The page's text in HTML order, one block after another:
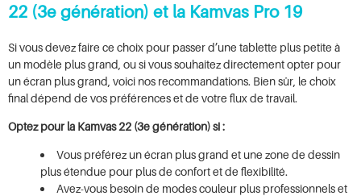
22 (3e génération) et la Kamvas Pro 19
Si vous devez faire ce choix pour passer d’une tablette plus petite à
un modèle plus grand, ou si vous souhaitez directement opter pour
un écran plus grand, voici nos recommandations. Bien sûr, le choix
final dépend de vos préférences et de votre flux de travail.
Optez pour la Kamvas 22 (3e génération) si :
Vous préférez un écran plus grand et une zone de dessin
plus étendue pour plus de confort et de flexibilité.
Avez-vous besoin de modes couleur plus professionnels et